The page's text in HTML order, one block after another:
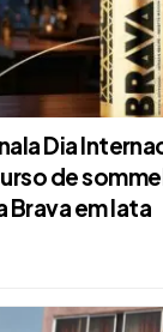
Dia
de
Brava em lata